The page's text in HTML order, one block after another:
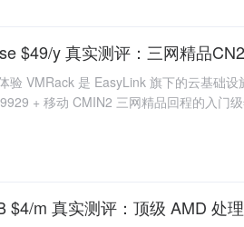
$49/y 真实测评：三网精品
验 VMRack 是 EasyLink 旗下的云基础
+ 移动 CMIN2 三网精品回程的入门级
m 真实测评：顶级 AMD 处